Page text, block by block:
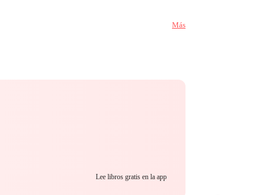
to an end.
Más
Lee libros gratis en la app